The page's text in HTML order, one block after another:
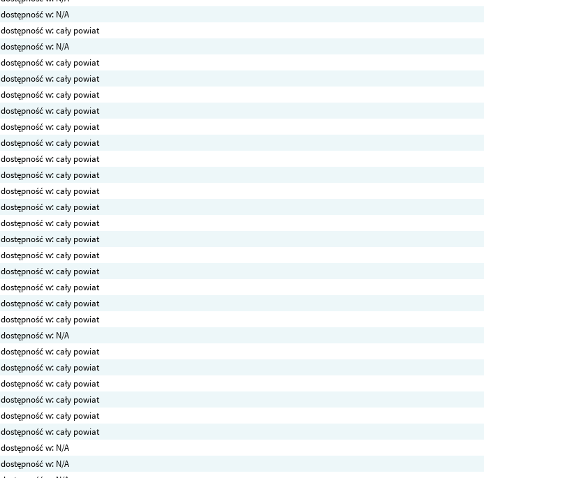
dostępność w: N/A
dostępność w: cały powiat
dostępność w: N/A
dostępność w: cały powiat
dostępność w: cały powiat
dostępność w: cały powiat
dostępność w: cały powiat
dostępność w: cały powiat
dostępność w: cały powiat
dostępność w: cały powiat
dostępność w: cały powiat
dostępność w: cały powiat
dostępność w: cały powiat
dostępność w: cały powiat
dostępność w: cały powiat
dostępność w: cały powiat
dostępność w: cały powiat
dostępność w: cały powiat
dostępność w: cały powiat
dostępność w: cały powiat
dostępność w: N/A
dostępność w: cały powiat
dostępność w: cały powiat
dostępność w: cały powiat
dostępność w: cały powiat
dostępność w: cały powiat
dostępność w: cały powiat
dostępność w: N/A
dostępność w: N/A